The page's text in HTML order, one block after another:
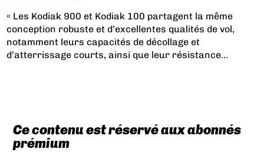
« Les Kodiak 900 et Kodiak 100 partagent la même
conception robuste et d’excellentes qualités de vol,
notamment leurs capacités de décollage et
d’atterrissage courts, ainsi que leur résistance...
Ce contenu est réservé aux abonnés
prémium